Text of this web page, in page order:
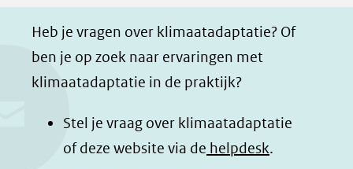
a
b
o
o
d
I
h
t
a
p
n
d
l
e
Heb je vragen over klimaatadaptatie? Of
ben je op zoek naar ervaringen met
klimaatadaptatie in de praktijk?
Stel je vraag over klimaatadaptatie
of deze website via de helpdesk.